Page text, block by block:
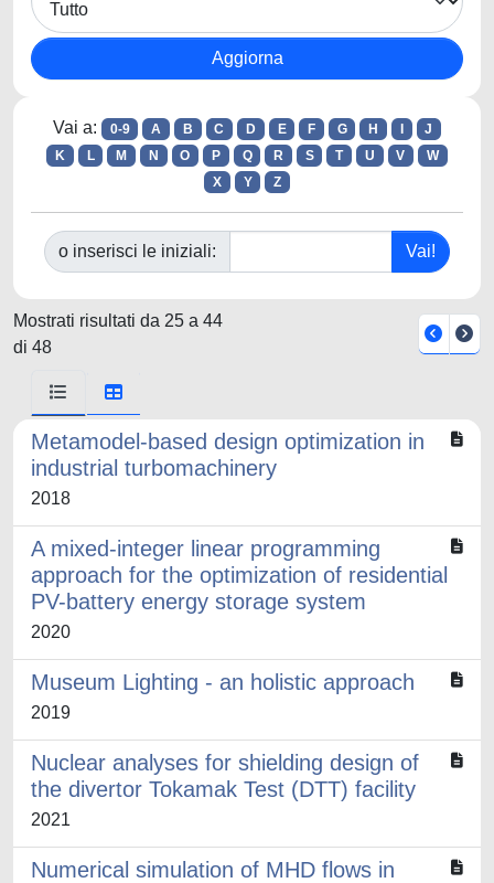
Vai a: 0-9 A B C D E F G H
J
K
L M N O P Q R S T U V
W
X
Y Z
o inserisci le iniziali:
Mostrati risultati da 25 a 44
di 48
Metamodel-based design optimization in
industrial turbomachinery
2018
A mixed-integer linear programming
approach for the optimization of residential
PV-battery energy storage system
2020
Museum Lighting - an holistic approach
2019
Nuclear analyses for shielding design of
the divertor Tokamak Test (DTT) facility
2021
Numerical simulation of MHD flows in